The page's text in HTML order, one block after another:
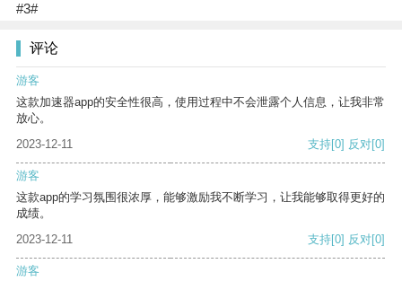
#3#
评论
游客
这款加速器app的安全性很高，使用过程中不会泄露个人信息，让我非常
放心。
2023-12-11
支持[0] 反对[0]
游客
这款app的学习氛围很浓厚，能够激励我不断学习，让我能够取得更好的
成绩。
2023-12-11
支持[0] 反对[0]
游客